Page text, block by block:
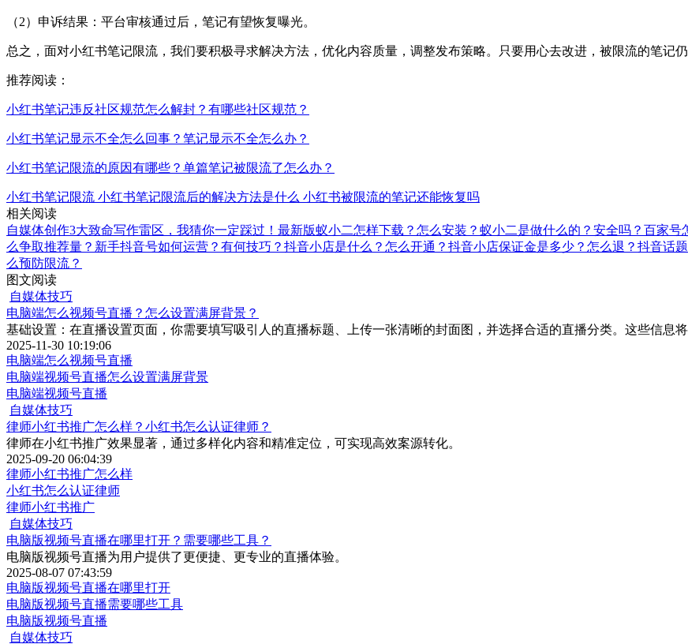
（2）申诉结果：平台审核通过后，笔记有望恢复曝光。
总之，面对小红书笔记限流，我们要积极寻求解决方法，优化内容质量，调整发布策略。只要用心去改进，被限流的笔记
推荐阅读：
小红书笔记违反社区规范怎么解封？有哪些社区规范？
小红书笔记显示不全怎么回事？笔记显示不全怎么办？
小红书笔记限流的原因有哪些？单篇笔记被限流了怎么办？
小红书笔记限流 小红书笔记限流后的解决方法是什么 小红书被限流的笔记还能恢复吗
相关阅读
自媒体创作3大致命写作雷区，我猜你一定踩过！ 最新版蚁小二怎样下载？怎么安装？ 蚁小二是做什么的？安全吗？ 百家号
么争取推荐量？ 新手抖音号如何运营？有何技巧？ 抖音小店是什么？怎么开通？ 抖音小店保证金是多少？怎么退？ 抖音话
么预防限流？
图文阅读
自媒体技巧
电脑端怎么视频号直播？怎么设置满屏背景？
基础设置：在直播设置页面，你需要填写吸引人的直播标题、上传一张清晰的封面图，并选择合适的直播分类。这些信息
2025-11-30 10:19:06
电脑端怎么视频号直播
电脑端视频号直播怎么设置满屏背景
电脑端视频号直播
自媒体技巧
律师小红书推广怎么样？小红书怎么认证律师？
律师在小红书推广效果显著，通过多样化内容和精准定位，可实现高效案源转化。
2025-09-20 06:04:39
律师小红书推广怎么样
小红书怎么认证律师
律师小红书推广
自媒体技巧
电脑版视频号直播在哪里打开？需要哪些工具？
电脑版视频号直播为用户提供了更便捷、更专业的直播体验。
2025-08-07 07:43:59
电脑版视频号直播在哪里打开
电脑版视频号直播需要哪些工具
电脑版视频号直播
自媒体技巧